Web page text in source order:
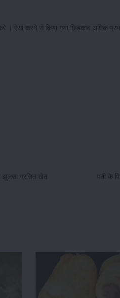
। ऐसा करने से किया गया छिड़काव अधिक
झुलसा ग्रसित खेत पती के पिछले